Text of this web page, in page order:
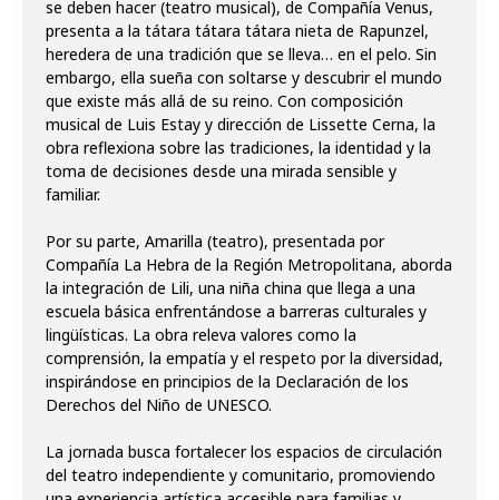
se deben hacer (teatro musical), de Compañía Venus,
presenta a la tátara tátara tátara nieta de Rapunzel,
heredera de una tradición que se lleva… en el pelo. Sin
embargo, ella sueña con soltarse y descubrir el mundo
que existe más allá de su reino. Con composición
musical de Luis Estay y dirección de Lissette Cerna, la
obra reflexiona sobre las tradiciones, la identidad y la
toma de decisiones desde una mirada sensible y
familiar.
Por su parte, Amarilla (teatro), presentada por
Compañía La Hebra de la Región Metropolitana, aborda
la integración de Lili, una niña china que llega a una
escuela básica enfrentándose a barreras culturales y
lingüísticas. La obra releva valores como la
comprensión, la empatía y el respeto por la diversidad,
inspirándose en principios de la Declaración de los
Derechos del Niño de UNESCO.
La jornada busca fortalecer los espacios de circulación
del teatro independiente y comunitario, promoviendo